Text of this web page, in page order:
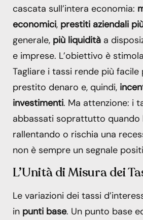
cascata sull’intera economia:
economici, prestiti aziendali
generale, più liquidità a
e imprese. L’obiettivo è
Tagliare i tassi rende più facile
prestito denaro e, quindi,
investimenti. Ma attenzione: i
abbassati soprattutto quando
rallentando o rischia una
non è sempre un segnale
L’Unità di Misura dei
Le variazioni dei tassi
in punti base. Un punto base